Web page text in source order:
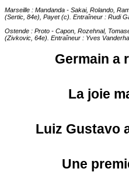
Marseille : Mandanda - Sakai, Rolando,
(Sertic, 84e), Payet (c). Entraîneur : Rudi
Ostende : Proto - Capon, Rozehnal,
(Zivkovic, 64e). Entraîneur : Yves
Germain a
La joie
Luiz Gustavo
Une